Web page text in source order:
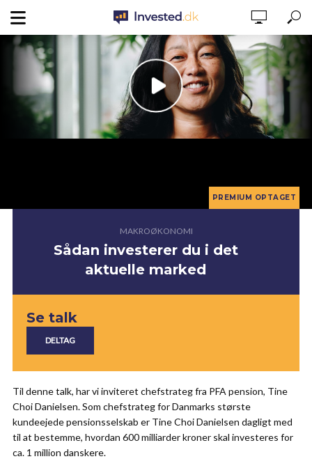
MAKROØKONOMI
Sådan investerer du i det
aktuelle marked
Se talk
Til denne talk, har vi inviteret chefstrateg fra PFA pension, Tine
Choi Danielsen. Som chefstrateg for Danmarks største
kundeejede pensionsselskab er Tine Choi Danielsen dagligt med
til at bestemme, hvordan 600 milliarder kroner skal investeres for
ca. 1 million danskere.